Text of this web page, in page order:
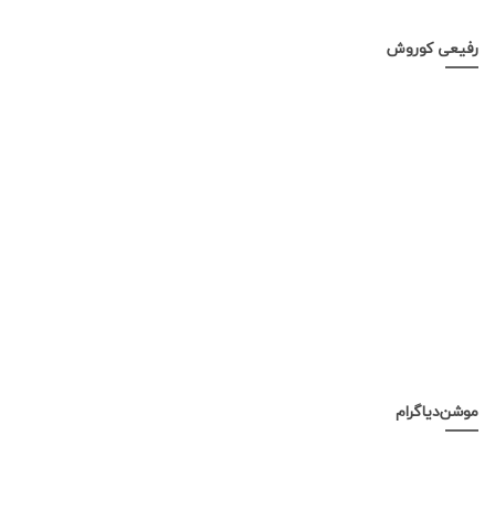
رفیعی کوروش
موشن‌دیاگرام